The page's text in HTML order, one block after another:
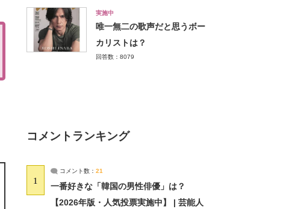
実施中
唯一無二の歌声だと思うボー
カリストは？
回答数：8079
コメントランキング
1
コメント数： 21
一番好きな「韓国の男性俳優」は？
【2026年版・人気投票実施中】 | 芸能人